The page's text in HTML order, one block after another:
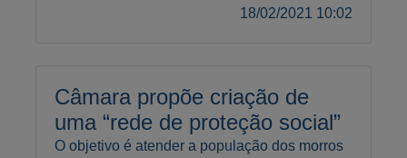
18/02/2021 10:02
Câmara propõe criação de
uma “rede de proteção social”
O objetivo é atender a população dos morros